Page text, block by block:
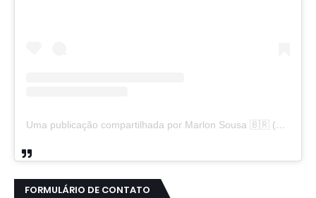
Uma publicação compartilhada por Marlon Sousa 🇧🇷 (@marlon_xlt50)
FORMULÁRIO DE CONTATO